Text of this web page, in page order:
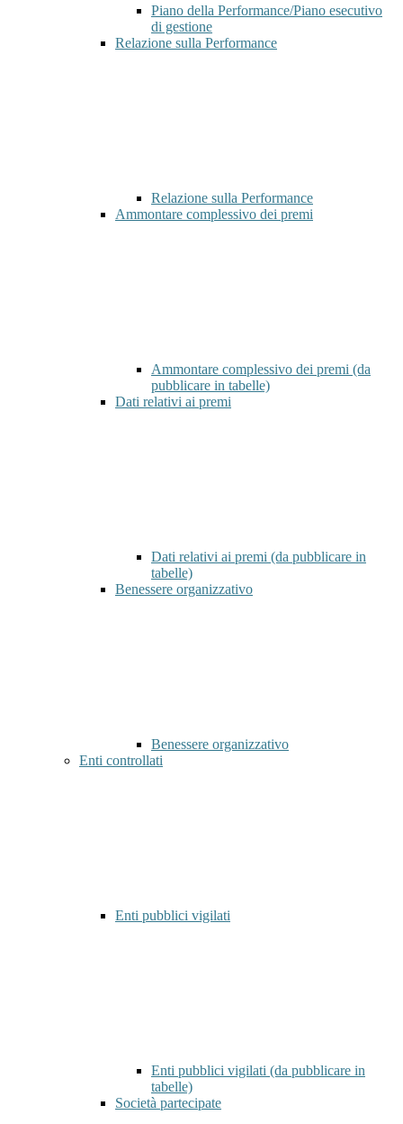
Piano della Performance/Piano esecutivo
di gestione
Relazione sulla Performance
Relazione sulla Performance
Ammontare complessivo dei premi
Ammontare complessivo dei premi (da
pubblicare in tabelle)
Dati relativi ai premi
Dati relativi ai premi (da pubblicare in
tabelle)
Benessere organizzativo
Benessere organizzativo
Enti controllati
Enti pubblici vigilati
Enti pubblici vigilati (da pubblicare in
tabelle)
Società partecipate